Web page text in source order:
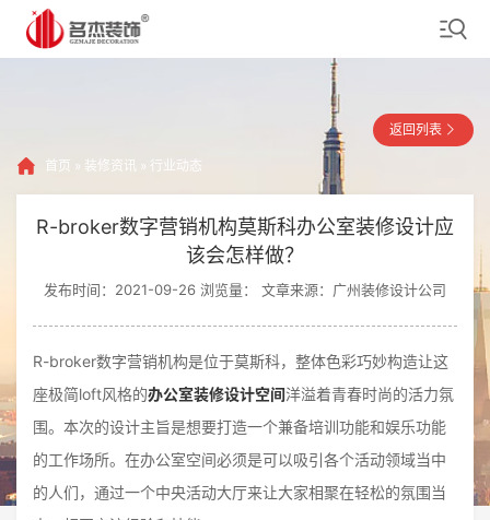
首页 » 装修资讯 » 行业动态
返回列表
R-broker数字营销机构莫斯科办公室装修设计应
该会怎样做？
发布时间：2021-09-26 浏览量： 文章来源：广州装修设计公司
R-broker数字营销机构是位于莫斯科，整体色彩巧妙构造让这
座极简loft风格的办公室装修设计空间洋溢着青春时尚的活力氛
围。本次的设计主旨是想要打造一个兼备培训功能和娱乐功能
的工作场所。在办公室空间必须是可以吸引各个活动领域当中
的人们，通过一个中央活动大厅来让大家相聚在轻松的氛围当